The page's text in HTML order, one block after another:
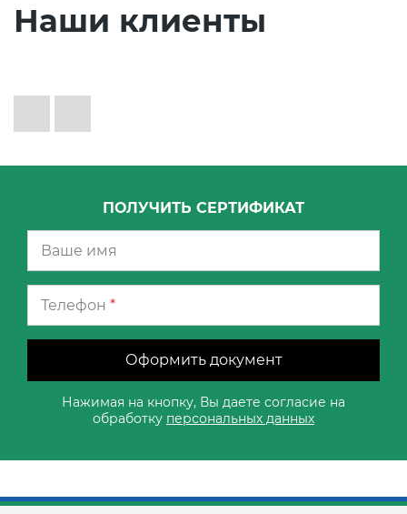
Наши клиенты
ПОЛУЧИТЬ СЕРТИФИКАТ
Телефон *
Оформить документ
Нажимая на кнопку, Вы даете согласие на
обработку персональных данных